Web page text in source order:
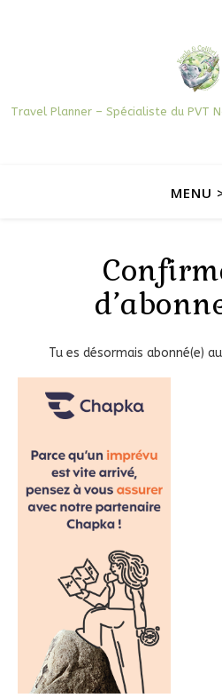
Travel Planner – Spécialiste du PVT
MENU
Tu es désormais abonné(e)